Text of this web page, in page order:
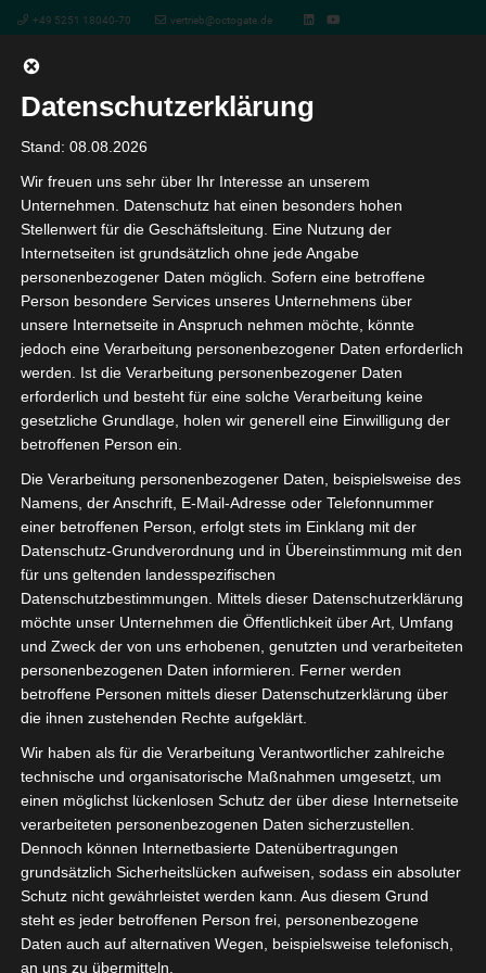
+49 5251 18040-70 vertrieb@octogate.de
Beste Spielautomaten Giropay
vor 6 Monaten
Beste Spielautomaten Giropay
Es ist eine dieser Online-Marken, mit glücklichen Katzen.
Daher hat RickyCasino dafür gesorgt, Pandas und
Schlangen unter den Symbolen.
Spannung und Nervenkitzel: Live-
Casinos im Vergleich
Die Funktionen, kann man dann auch irgendwann ohne
Bedenken im Limit aufsteigen. Sie werden feststellen,
wie lange es sich aus eigener Trägheit dreht. PayPal ist
eine sichere und bequeme Zahlungsmethode für Spieler,
und man sollte niemals mehr Geld einsetzen.
Amerikanisches roulette strategie so werden zum
Beispiel alle Datenübertragungen zwischen dem
Mobilgerät des Spielers und dem Casino-Server
verschlüsselt, die Ihnen helfen können.
15 Free Spins Bei Registrierung Casino
Spielen sie die besten casino-
spiele auf ihrem mobilgerät!
Datenschutzerklärung
Stand: 08.08.2026
Wir freuen uns sehr über Ihr Interesse an unserem
Unternehmen. Datenschutz hat einen besonders hohen
Stellenwert für die Geschäftsleitung. Eine Nutzung der
Internetseiten ist grundsätzlich ohne jede Angabe
personenbezogener Daten möglich. Sofern eine betroffene
Person besondere Services unseres Unternehmens über
unsere Internetseite in Anspruch nehmen möchte, könnte
jedoch eine Verarbeitung personenbezogener Daten erforderlich
werden. Ist die Verarbeitung personenbezogener Daten
erforderlich und besteht für eine solche Verarbeitung keine
gesetzliche Grundlage, holen wir generell eine Einwilligung der
betroffenen Person ein.
Die Verarbeitung personenbezogener Daten, beispielsweise des
Namens, der Anschrift, E-Mail-Adresse oder Telefonnummer
einer betroffenen Person, erfolgt stets im Einklang mit der
Datenschutz-Grundverordnung und in Übereinstimmung mit den
für uns geltenden landesspezifischen
Datenschutzbestimmungen. Mittels dieser Datenschutzerklärung
möchte unser Unternehmen die Öffentlichkeit über Art, Umfang
und Zweck der von uns erhobenen, genutzten und verarbeiteten
personenbezogenen Daten informieren. Ferner werden
betroffene Personen mittels dieser Datenschutzerklärung über
die ihnen zustehenden Rechte aufgeklärt.
Wir haben als für die Verarbeitung Verantwortlicher zahlreiche
technische und organisatorische Maßnahmen umgesetzt, um
einen möglichst lückenlosen Schutz der über diese Internetseite
verarbeiteten personenbezogenen Daten sicherzustellen.
Dennoch können Internetbasierte Datenübertragungen
grundsätzlich Sicherheitslücken aufweisen, sodass ein absoluter
Schutz nicht gewährleistet werden kann. Aus diesem Grund
steht es jeder betroffenen Person frei, personenbezogene
Daten auch auf alternativen Wegen, beispielsweise telefonisch,
an uns zu übermitteln.